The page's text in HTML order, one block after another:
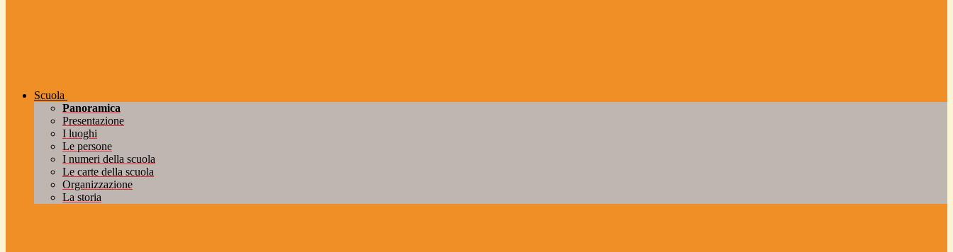
Scuola
Panoramica
Presentazione
I luoghi
Le persone
I numeri della scuola
Le carte della scuola
Organizzazione
La storia